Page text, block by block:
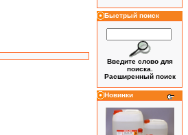
Быстрый поиск
Введите слово для
поиска.
Расширенный поиск
Новинки